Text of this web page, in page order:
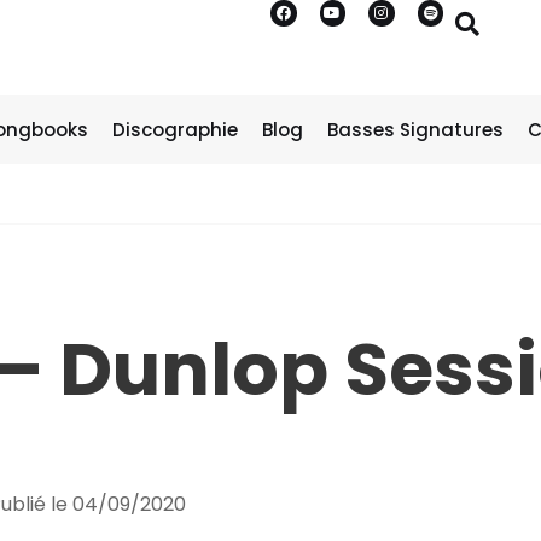
Discographie Blog Basses Signatures
Dunlop
le 04/09/2020